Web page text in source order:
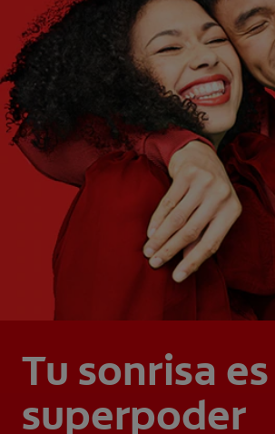
¿CUÁLES SON TUS
Elegí una opción
Empezar
Tu sonrisa
superpoder